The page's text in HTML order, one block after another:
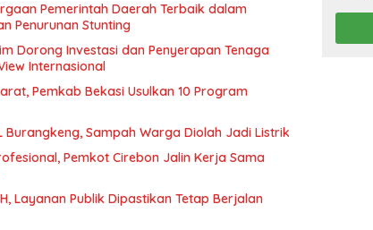
Pemerintah Daerah Terbaik dalam
Penurunan Stunting
Dorong Investasi dan Penyerapan Tenaga
Internasional
Pemkab Bekasi Usulkan 10 Program
Burangkeng, Sampah Warga Diolah Jadi Listrik
Pemkot Cirebon Jalin Kerja Sama
Layanan Publik Dipastikan Tetap Berjalan